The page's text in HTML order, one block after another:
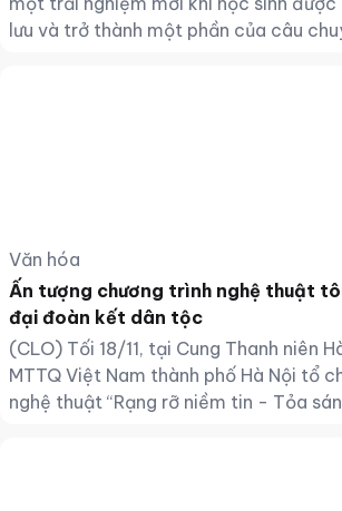
lưu và trở thành một phần của câu
Văn hóa
Ấn tượng chương trình nghệ thuật
đại đoàn kết dân tộc
(CLO) Tối 18/11, tại Cung Thanh niên
MTTQ Việt Nam thành phố Hà Nội tổ
nghệ thuật “Rạng rỡ niềm tin - Tỏa